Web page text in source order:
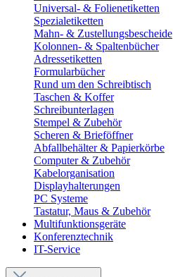
Universal- & Folienetiketten
Spezialetiketten
Mahn- & Zustellungsbescheide
Kolonnen- & Spaltenbücher
Adressetiketten
Formularbücher
Rund um den Schreibtisch
Taschen & Koffer
Schreibunterlagen
Stempel & Zubehör
Scheren & Brieföffner
Abfallbehälter & Papierkörbe
Computer & Zubehör
Kabelorganisation
Displayhalterungen
PC Systeme
Tastatur, Maus & Zubehör
Multifunktionsgeräte
Konferenztechnik
IT-Service